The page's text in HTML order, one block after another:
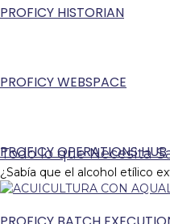
PROFICY HISTORIAN
PROFICY WEBSPACE
PROFICY OPERATIONS HUB
Todo lo que Necesita
¿Sabía que el alcohol etílico